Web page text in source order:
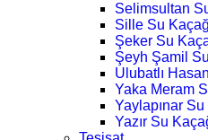
Selimsultan
Sille Su
Şeker Su
Şeyh Şamil
Ulubatlı
Yaka Meram
Yaylapınar Su
Yazır Su